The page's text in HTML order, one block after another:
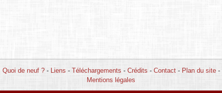
Quoi de neuf ?- Liens - Téléchargements - Crédits - Contact- Plan du site-
Mentions légales